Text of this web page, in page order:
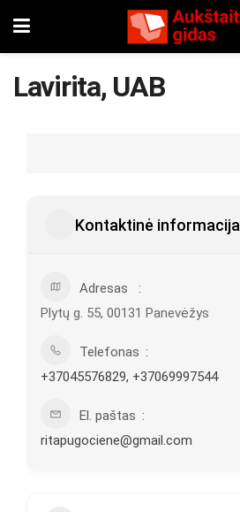
Lavirita, UAB
Kontaktinė informacija
Adresas
Plytų g. 55, 00131 Panevėžys
Telefonas
+37045576829, +37069997544
El. paštas
ritapugociene@gmail.com